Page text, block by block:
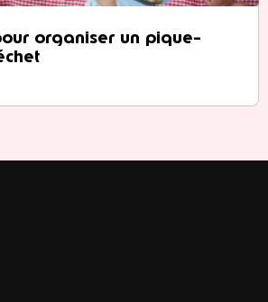
organiser un pique-